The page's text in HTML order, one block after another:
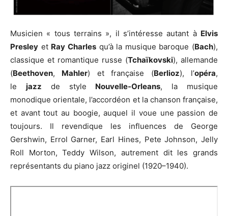
Musicien « tous terrains », il s’intéresse autant à Elvis
Presley et Ray Charlesqu’à la musique baroque (Bach),
classique et romantique russe (Tchaïkovski), allemande
(Beethoven, Mahler) et française (Berlioz), l’opéra,
le jazz de style Nouvelle-Orleans, la musique
monodique orientale, l’accordéon et la chanson française,
et avant tout au boogie, auquel il voue une passion de
toujours. Il revendique les influences de George
Gershwin, Errol Garner, Earl Hines, Pete Johnson, Jelly
Roll Morton, Teddy Wilson, autrement dit les grands
représentants du piano jazz originel (1920–1940).